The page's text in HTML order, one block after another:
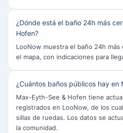
¿Dónde está el baño 24h más
Hofen?
LooNow muestra el baño 24h
el mapa, con indicaciones para
¿Cuántos baños públicos hay en
Max-Eyth-See & Hofen tiene
registrados en LooNow, de los
sillas de ruedas. Los datos se
la comunidad.